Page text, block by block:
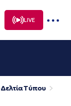
LIVE
Δελτία Τύπου